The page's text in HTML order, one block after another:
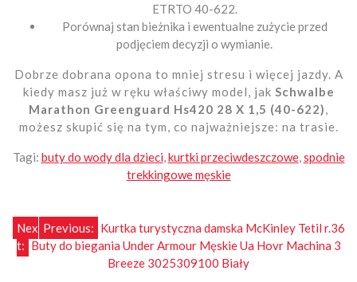
ETRTO 40-622.
Porównaj stan bieżnika i ewentualne zużycie przed
podjęciem decyzji o wymianie.
Dobrze dobrana opona to mniej stresu i więcej jazdy. A
kiedy masz już w ręku właściwy model, jak Schwalbe
Marathon Greenguard Hs420 28 X 1,5 (40-622),
możesz skupić się na tym, co najważniejsze: na trasie.
Tagi: buty do wody dla dzieci,kurtki przeciwdeszczowe,spodnie
trekkingowe męskie
Nawigacja
wpisu
Previous: Kurtka turystyczna damska McKinley Tetil r.36
Nex
t: Buty do biegania Under Armour Męskie Ua Hovr Machina 3
Breeze 3025309100 Biały